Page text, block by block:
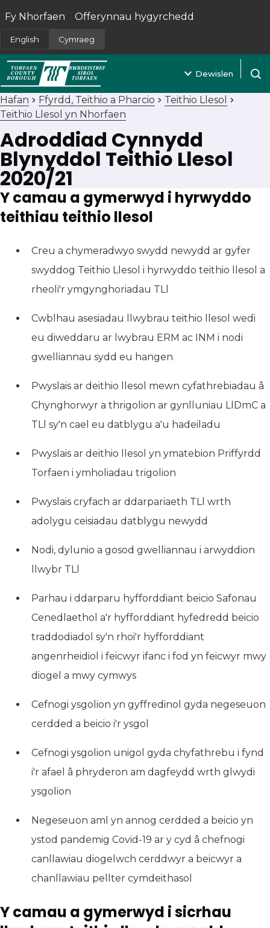
English Cymraeg
Fy Nhorfaen
(yn agor mewn tab newydd)
Offerynnau hygyrchedd
Dewislen
Hafan Ffyrdd, Teithio a Pharcio
Teithio Llesol
Teithio Llesol yn Nhorfaen
Adroddiad Cynnydd
Blynyddol Teithio Llesol
2020/21
Y camau a gymerwyd i hyrwyddo
teithiau teithio llesol
Creu a chymeradwyo swydd newydd ar gyfer
swyddog Teithio Llesol i hyrwyddo teithio llesol a
rheoli'r ymgynghoriadau TLl
Cwblhau asesiadau llwybrau teithio llesol wedi
eu diweddaru ar lwybrau ERM ac INM i nodi
gwelliannau sydd eu hangen
Pwyslais ar deithio llesol mewn cyfathrebiadau â
Chynghorwyr a thrigolion ar gynlluniau LlDmC a
TLl sy'n cael eu datblygu a'u hadeiladu
Pwyslais ar deithio llesol yn ymatebion Priffyrdd
Torfaen i ymholiadau trigolion
Pwyslais cryfach ar ddarpariaeth TLl wrth
adolygu ceisiadau datblygu newydd
Nodi, dylunio a gosod gwelliannau i arwyddion
llwybr TLl
Parhau i ddarparu hyfforddiant beicio Safonau
Cenedlaethol a'r hyfforddiant hyfedredd beicio
traddodiadol sy'n rhoi'r hyfforddiant
angenrheidiol i feicwyr ifanc i fod yn feicwyr mwy
diogel a mwy cymwys
Cefnogi ysgolion yn gyffredinol gyda negeseuon
cerdded a beicio i'r ysgol
Cefnogi ysgolion unigol gyda chyfathrebu i fynd
i'r afael â phryderon am dagfeydd wrth glwydi
ysgolion
Negeseuon aml yn annog cerdded a beicio yn
ystod pandemig Covid-19 ar y cyd â chefnogi
canllawiau diogelwch cerddwyr a beicwyr a
chanllawiau pellter cymdeithasol
Y camau a gymerwyd i sicrhau